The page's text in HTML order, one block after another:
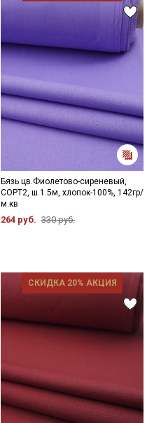
Бязь цв.Фиолетово-сиреневый,
СОРТ2, ш.1.5м, хлопок-100%, 142гр/
м.кв
264 руб. 330 руб.
СКИДКА 20% АКЦИЯ